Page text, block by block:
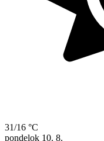
31/16 °C
pondelok 10. 8.